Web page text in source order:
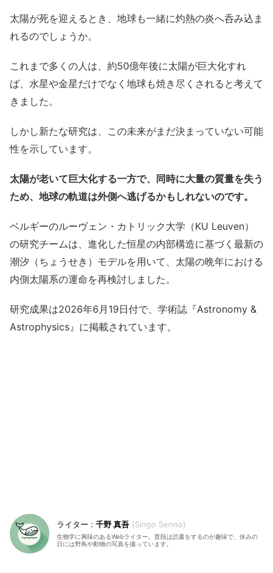
太陽が死を迎えるとき、地球も一緒に灼熱の炎へ呑み込ま
れるのでしょうか。
これまで多くの人は、約50億年後に太陽が巨大化すれ
ば、水星や金星だけでなく地球も焼き尽くされると考えて
きました。
しかし新たな研究は、この未来がまだ決まっていない可能
性を示しています。
太陽が老いて巨大化する一方で、同時に大量の質量を失う
ため、地球の軌道は外側へ逃げるかもしれないのです。
ベルギーのルーヴェン・カトリック大学（KU Leuven）
の研究チームは、進化した恒星の内部構造に基づく最新の
潮汐（ちょうせき）モデルを用いて、太陽の晩年における
内側太陽系の運命を再検討しました。
研究成果は2026年6月19日付で、学術誌『Astronomy &
Astrophysics』に掲載されています。
千野 真吾 Singo Senno
生物学に興味のあるWebライター。普段は読書をするのが趣味で、休みの
日には野鳥や動物の写真を撮っています。